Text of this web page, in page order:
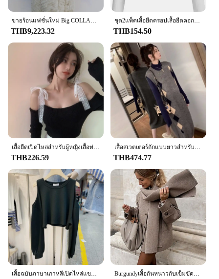
THB9,223.32
ชุด2แพ็คเสื้อยืดครอปเสื้อยืดคอกลมทึบแขนยาวลำลองสำหรับผู้หญิงสำหรับฤดูใบไม้ผลิและฤดูใบไม้ร่วง
THB154.50
THB226.59 THB474.77